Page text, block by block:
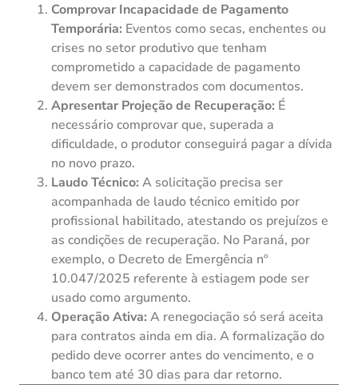
Comprovar Incapacidade de Pagamento
Temporária: Eventos como secas, enchentes ou
crises no setor produtivo que tenham
comprometido a capacidade de pagamento
devem ser demonstrados com documentos.
Apresentar Projeção de Recuperação: É
necessário comprovar que, superada a
dificuldade, o produtor conseguirá pagar a dívida
no novo prazo.
Laudo Técnico: A solicitação precisa ser
acompanhada de laudo técnico emitido por
profissional habilitado, atestando os prejuízos e
as condições de recuperação. No Paraná, por
exemplo, o Decreto de Emergência nº
10.047/2025 referente à estiagem pode ser
usado como argumento.
Operação Ativa: A renegociação só será aceita
para contratos ainda em dia. A formalização do
pedido deve ocorrer antes do vencimento, e o
banco tem até 30 dias para dar retorno.